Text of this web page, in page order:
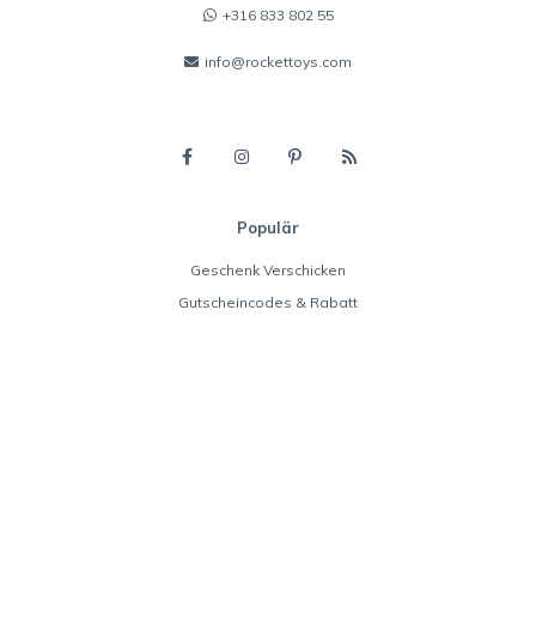
+316 833 802 55
info@rockettoys.com
Populär
Geschenk Verschicken
Gutscheincodes & Rabatt